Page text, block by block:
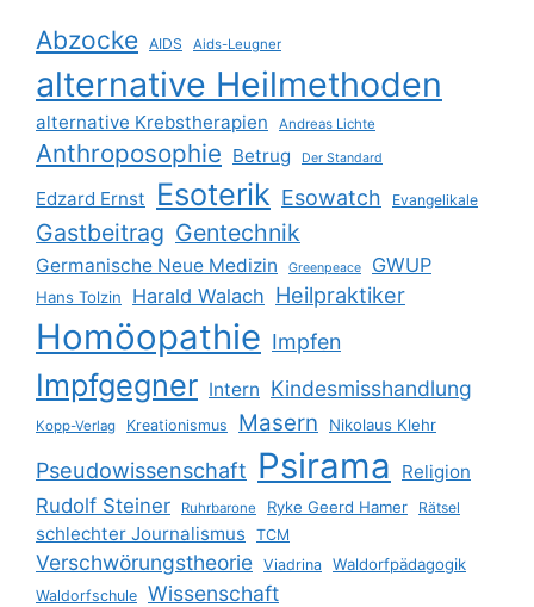
Abzocke AIDS Aids-Leugner
alternative Heilmethoden
alternative Krebstherapien Andreas Lichte
Anthroposophie Betrug Der Standard
Edzard Ernst Esoterik Esowatch Evangelikale
Gastbeitrag Gentechnik
Germanische Neue Medizin Greenpeace GWUP
Hans Tolzin Harald Walach Heilpraktiker
Homöopathie Impfen
Impfgegner Intern Kindesmisshandlung
Kopp-Verlag Kreationismus Masern Nikolaus Klehr
Pseudowissenschaft Psirama Religion
Rudolf Steiner Ruhrbarone Ryke Geerd Hamer Rätsel
schlechter Journalismus TCM
Verschwörungstheorie Viadrina Waldorfpädagogik
Waldorfschule Wissenschaft